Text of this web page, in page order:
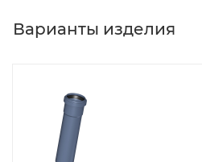
Варианты изделия